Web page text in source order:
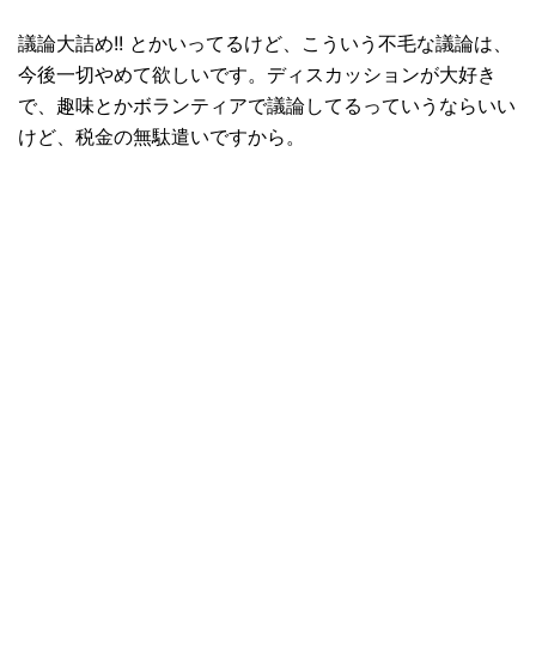
議論大詰め!! とかいってるけど、こういう不毛な議論は、
今後一切やめて欲しいです。ディスカッションが大好き
で、趣味とかボランティアで議論してるっていうならいい
けど、税金の無駄遣いですから。